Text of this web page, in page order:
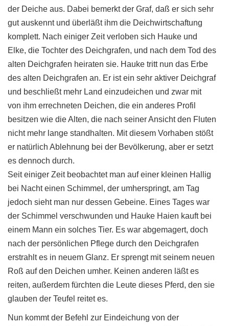
der Deiche aus. Dabei bemerkt der Graf, daß er sich sehr
gut auskennt und überläßt ihm die Deichwirtschaftung
komplett. Nach einiger Zeit verloben sich Hauke und
Elke, die Tochter des Deichgrafen, und nach dem Tod des
alten Deichgrafen heiraten sie. Hauke tritt nun das Erbe
des alten Deichgrafen an. Er ist ein sehr aktiver Deichgraf
und beschließt mehr Land einzudeichen und zwar mit
von ihm errechneten Deichen, die ein anderes Profil
besitzen wie die Alten, die nach seiner Ansicht den Fluten
nicht mehr lange standhalten. Mit diesem Vorhaben stößt
er natürlich Ablehnung bei der Bevölkerung, aber er setzt
es dennoch durch.
Seit einiger Zeit beobachtet man auf einer kleinen Hallig
bei Nacht einen Schimmel, der umherspringt, am Tag
jedoch sieht man nur dessen Gebeine. Eines Tages war
der Schimmel verschwunden und Hauke Haien kauft bei
einem Mann ein solches Tier. Es war abgemagert, doch
nach der persönlichen Pflege durch den Deichgrafen
erstrahlt es in neuem Glanz. Er sprengt mit seinem neuen
Roß auf den Deichen umher. Keinen anderen läßt es
reiten, außerdem fürchten die Leute dieses Pferd, den sie
glauben der Teufel reitet es.
Nun kommt der Befehl zur Eindeichung von der